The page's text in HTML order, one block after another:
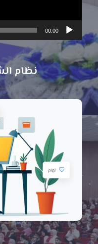
00:00
نظام